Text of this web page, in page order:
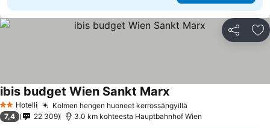
Jaa
2 Tähtiluokitus
Hotelli Kolmen hengen huoneet kerrossängyillä
ibis budget Wien Sankt Marx
7,4 22 309 3.0 km kohteesta Hauptbahnhof Wien